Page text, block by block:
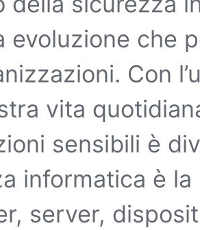
evoluzione che
Con
vita
sensibili è
informatica è
server,